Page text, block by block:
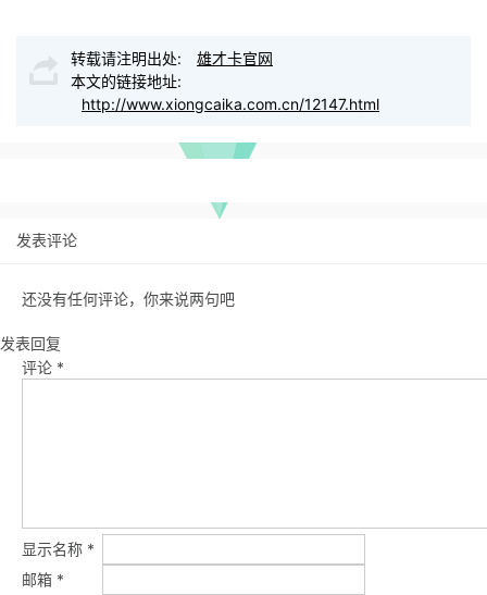
转载请注明出处:
雄才卡官网
本文的链接地址:
http://www.xiongcaika.com.cn/12147.html
发表评论
还没有任何评论，你来说两句吧
发表回复
评论 *
显示名称 *
邮箱 *